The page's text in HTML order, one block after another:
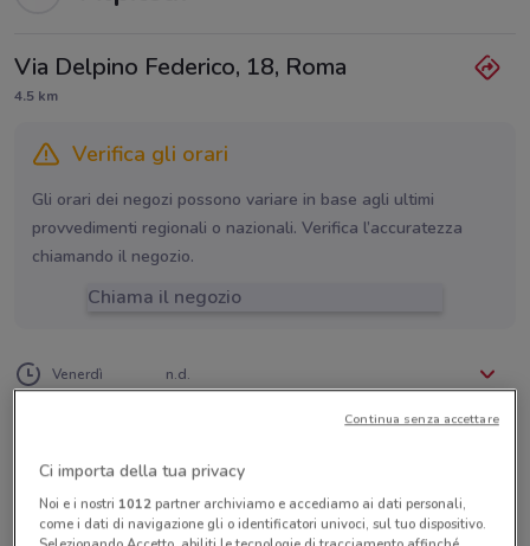
Via Delpino Federico, 18, Roma
4.5 km
Verifica gli orari
Gli orari dei negozi possono variare in base agli ultimi
provvedimenti regionali o nazionali. Verifica l’accuratezza
chiamando il negozio.
Chiama il negozio
Venerdì n.d.
Sabato n.d.
Domenica n.d.
L'Isola Dei Sogni Srl
Ci importa della tua privacy
Noi e i nostri 1012partner archiviamo e accediamo ai dati personali,
come i dati di navigazione gli o identificatori univoci, sul tuo dispositivo.
Continua senza accettare